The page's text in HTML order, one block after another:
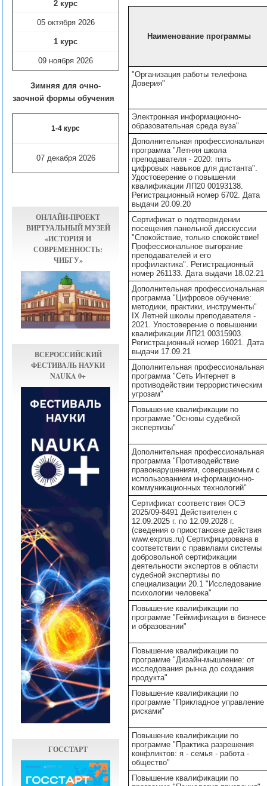
2 курс
05 октября 2026
1 курс
09 ноября 2026
Зимняя для очно-
заочной формы обучения
1-4 курс
07 декабря 2026
ОНЛАЙН-ПРОЕКТ
ВИРТУАЛЬНЫЙ МУЗЕЙ
«ИСТОРИЯ И
СОВРЕМЕННОСТЬ:
ЧИБГУ»
ВСЕРОССИЙСКИЙ
ФЕСТИВАЛЬ НАУКИ
NAUKA 0+
ГОССТАРТ
Наименование программы
"Организация работы телефона
Доверия"
Электронная информационно-
образовательная среда вуза"
Дополнительная профессиональная
программа "Летняя школа
преподавателя - 2020: пять
цифровых навыков для дистанта".
Удостоверение о повышении
квалификации ЛП20 00193138.
Регистрационный номер 6702. Дата
выдачи 20.09.20
Сертификат о подтверждении
посещения панельной дисскуссии
"Спокойствие, только спокойствие!
Профессиональное выгорание
преподавателей и его
профилактика". Регистрационный
номер 261133. Дата выдачи 18.02.21
Дополнительная профессиональная
программа "Цифровое обучение:
методики, практики, инструменты"
IX Летней школы преподавателя -
2021. Улостоверение о повышении
квалификации ЛП21 00315903.
Регистрационный номер 16021. Дата
выдачи 17.09.21
Дополнительная профессиональная
программа "Сеть Интернет в
противодействии террористическим
угрозам"
Повышение квалификации по
программе "Основы судебной
экспертизы"
Дополнительная профессиональная
программа "Противодействие
правонарушениям, совершаемым с
использованием информационно-
коммуникационных технологий"
Сертификат соответствия ОСЭ
2025/09-8491 Действителен с
12.09.2025 г. по 12.09.2028 г.
(сведения о приостановке действия
www.exprus.ru) Сертифицирована в
соответствии с правилами системы
добровольной сертификации
деятельности экспертов в области
судебной экспертизы по
специализации 20.1 "Исследование
психологии человека"
Повышение квалификации по
программе "Геймификация в бизнесе
и образовании"
Повышение квалификации по
программе "Дизайн-мышление: от
исследования рынка до создания
продукта"
Повышение квалификации по
программе "Прикладное управление
рисками"
Повышение квалификации по
программе "Практика разрешения
конфликтов: я - семья - работа -
общество"
Повышение квалификации по